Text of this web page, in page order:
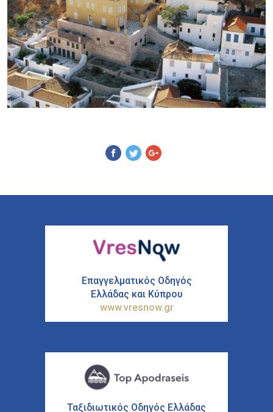
Επαγγελματικός Οδηγός
Ελλάδας και Κύπρου
www.vresnow.gr
Ταξιδιωτικός Οδηγός Ελλάδας